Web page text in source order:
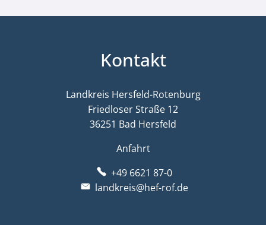
Kontakt
Landkreis Hersfeld-Rotenburg
Friedloser Straße 12
36251 Bad Hersfeld
Anfahrt
+49 6621 87-0
landkreis@hef-rof.de